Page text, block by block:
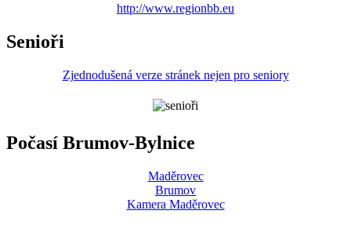
http://www.regionbb.eu
Senioři
Zjednodušená verze stránek nejen pro seniory
Počasí Brumov-Bylnice
Maděrovec
Brumov
Kamera Maděrovec